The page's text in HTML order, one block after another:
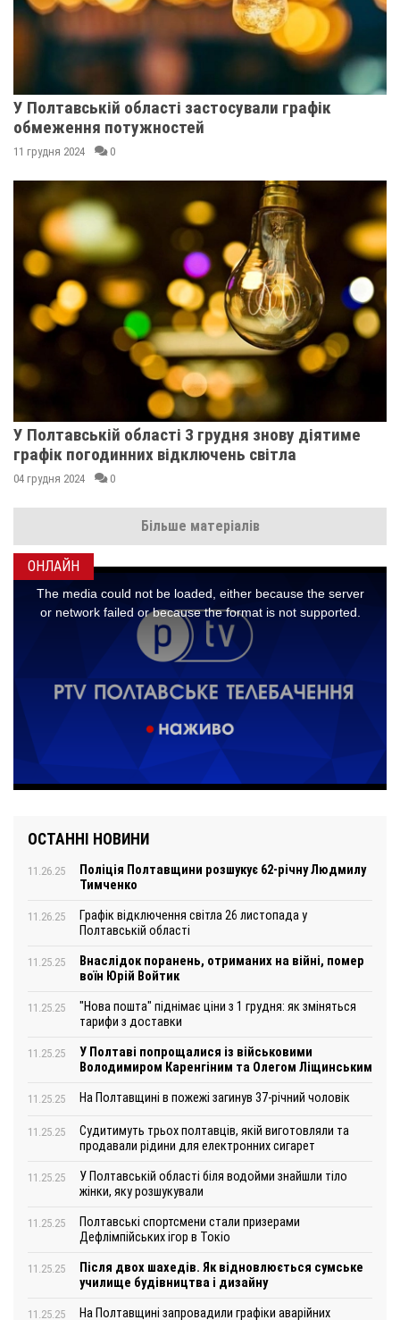
ОНЛАЙН
ОСТАННІ НОВИНИ
11.26.25
Поліція Полтавщини розшукує 62-річну Людмилу
Тимченко
11.26.25
Графік відключення світла 26 листопада у
Полтавській області
11.25.25
Внаслідок поранень, отриманих на війні, помер
воїн Юрій Войтик
11.25.25
"Нова пошта" піднімає ціни з 1 грудня: як зміняться
тарифи з доставки
11.25.25
У Полтаві попрощалися із військовими
Володимиром Каренгіним та Олегом Ліщинським
11.25.25 На Полтавщині в пожежі загинув 37-річний чоловік
11.25.25
Судитимуть трьох полтавців, якій виготовляли та
продавали рідини для електронних сигарет
11.25.25
У Полтавській області біля водойми знайшли тіло
жінки, яку розшукували
11.25.25
Полтавські спортсмени стали призерами
Дефлімпійських ігор в Токіо
11.25.25
Після двох шахедів. Як відновлюється сумське
училище будівництва і дизайну
11.25.25
На Полтавщині запровадили графіки аварійних
У Полтавській області застосували графік
обмеження потужностей
11 грудня 2024 0
У Полтавській області 3 грудня знову діятиме
графік погодинних відключень світла
04 грудня 2024 0
Більше матеріалів